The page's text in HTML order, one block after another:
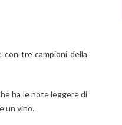
con tre campioni della
ha le note leggere di
un vino.